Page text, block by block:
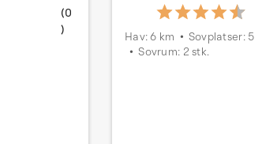
(0
)
Hav: 6 km
Sovplatser: 5
Sovrum: 2 stk.